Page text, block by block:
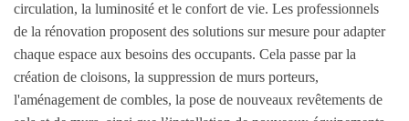
circulation, la luminosité et le confort de vie. Les professionnels
de la rénovation proposent des solutions sur mesure pour adapter
chaque espace aux besoins des occupants. Cela passe par la
création de cloisons, la suppression de murs porteurs,
l'aménagement de combles, la pose de nouveaux revêtements de